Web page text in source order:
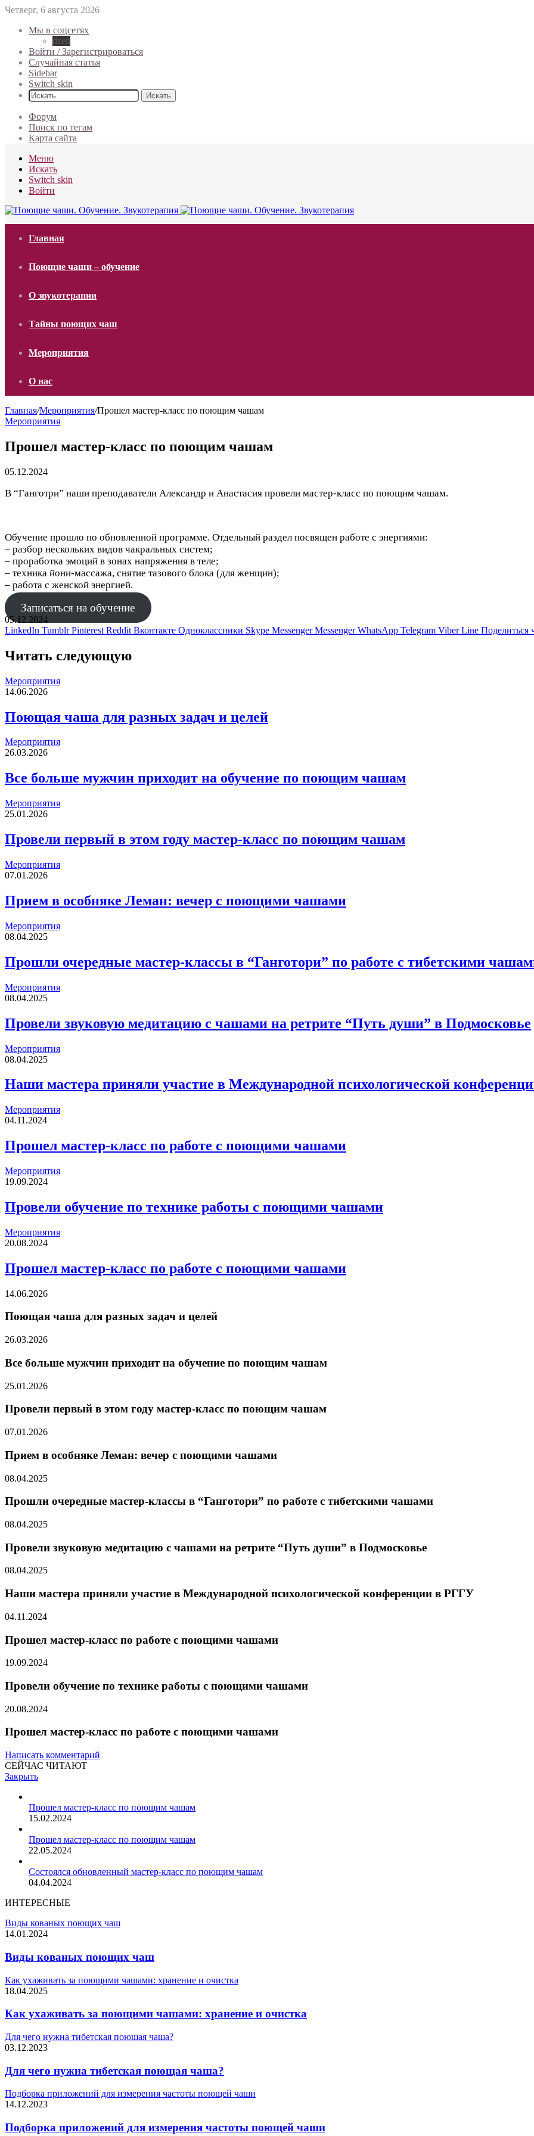
Четверг, 6 августа 2026
Мы в соцсетях
dzen
Войти / Зарегистрироваться
Случайная статья
Sidebar
Switch skin
Искать
Форум
Поиск по тегам
Карта сайта
Меню
Искать
Switch skin
Войти
Главная
Поющие чаши – обучение
О звукотерапии
Тайны поющих чаш
Мероприятия
О нас
Главная/Мероприятия/Прошел мастер-класс по поющим чашам
Мероприятия
Прошел мастер-класс по поющим чашам
05.12.2024
В “Ганготри” наши преподаватели Александр и Анастасия провели мастер-класс по поющим чашам.
Обучение прошло по обновленной программе. Отдельный раздел посвящен работе с энергиями:
– разбор нескольких видов чакральных систем;
– проработка эмоций в зонах напряжения в теле;
– техника йони-массажа, снятие тазового блока (для женщин);
– работа с женской энергией.
Записаться на обучение
05.12.2024
LinkedIn Tumblr Pinterest Reddit Вконтакте Одноклассники Skype Messenger Messenger WhatsApp Telegram Viber Line Поделиться
Читать следующую
Мероприятия
14.06.2026
Поющая чаша для разных задач и целей
Мероприятия
26.03.2026
Все больше мужчин приходит на обучение по поющим чашам
Мероприятия
25.01.2026
Провели первый в этом году мастер-класс по поющим чашам
Мероприятия
07.01.2026
Прием в особняке Леман: вечер с поющими чашами
Мероприятия
08.04.2025
Прошли очередные мастер-классы в “Ганготори” по работе с тибетскими
Мероприятия
08.04.2025
Провели звуковую медитацию с чашами на ретрите “Путь души” в Подмосковье
Мероприятия
08.04.2025
Наши мастера приняли участие в Международной психологической
Мероприятия
04.11.2024
Прошел мастер-класс по работе с поющими чашами
Мероприятия
19.09.2024
Провели обучение по технике работы с поющими чашами
Мероприятия
20.08.2024
Прошел мастер-класс по работе с поющими чашами
14.06.2026
Поющая чаша для разных задач и целей
26.03.2026
Все больше мужчин приходит на обучение по поющим чашам
25.01.2026
Провели первый в этом году мастер-класс по поющим чашам
07.01.2026
Прием в особняке Леман: вечер с поющими чашами
08.04.2025
Прошли очередные мастер-классы в “Ганготори” по работе с тибетскими чашами
08.04.2025
Провели звуковую медитацию с чашами на ретрите “Путь души” в Подмосковье
08.04.2025
Наши мастера приняли участие в Международной психологической конференции в РГГУ
04.11.2024
Прошел мастер-класс по работе с поющими чашами
19.09.2024
Провели обучение по технике работы с поющими чашами
20.08.2024
Прошел мастер-класс по работе с поющими чашами
Написать комментарий
СЕЙЧАС ЧИТАЮТ
Закрыть
Прошел мастер-класс по поющим чашам
15.02.2024
Прошел мастер-класс по поющим чашам
22.05.2024
Состоялся обновленный мастер-класс по поющим чашам
04.04.2024
ИНТЕРЕСНЫЕ
Виды кованых поющих чаш
14.01.2024
Виды кованых поющих чаш
Как ухаживать за поющими чашами: хранение и очистка
18.04.2025
Как ухаживать за поющими чашами: хранение и очистка
Для чего нужна тибетская поющая чаша?
03.12.2023
Для чего нужна тибетская поющая чаша?
Подборка приложений для измерения частоты поющей чаши
14.12.2023
Подборка приложений для измерения частоты поющей чаши